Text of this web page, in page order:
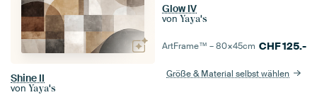
Shine II
von Yaya's
Glow IV
von Yaya's
ArtFrame™ –80×45cm CHF125.-
Größe & Material selbst wählen